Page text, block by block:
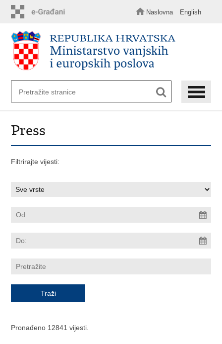
sadržaj
Naslovna English
Press
Filtrirajte vijesti:
Pronađeno 12841 vijesti.